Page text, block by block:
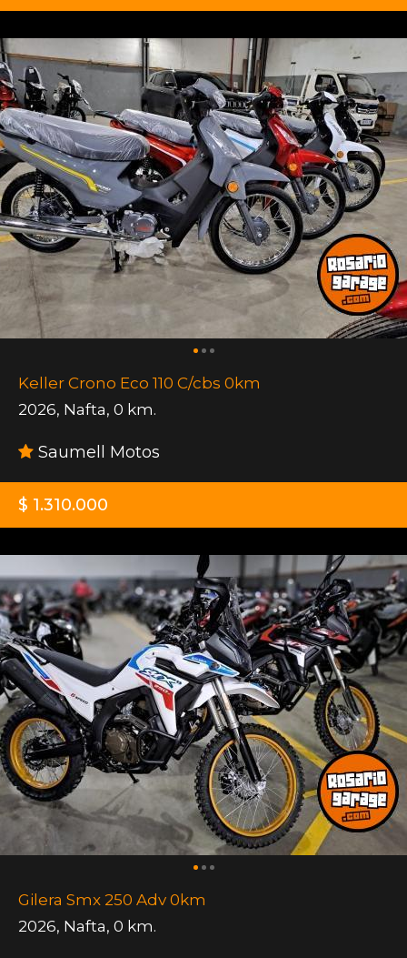
Keller Crono Eco 110 C/cbs 0km
2026, Nafta, 0 km.
Saumell Motos
$ 1.310.000
Gilera Smx 250 Adv 0km
2026, Nafta, 0 km.